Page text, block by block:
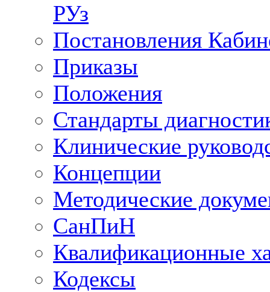
РУз
Постановления
Приказы
Положения
Стандарты
Клинические
Концепции
Методические
СанПиН
Квалификационные
Кодексы